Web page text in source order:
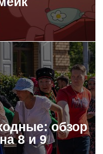
обзор
8 и 9